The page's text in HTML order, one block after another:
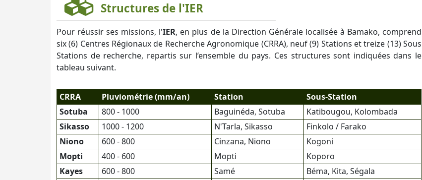
Structures de l'IER
Pour réussir ses missions, l'IER, en plus de la Direction Générale localisée à Bamako, comprend
six (6) Centres Régionaux de Recherche Agronomique (CRRA), neuf (9) Stations et treize (13) Sous
Stations de recherche, repartis sur l’ensemble du pays. Ces structures sont indiquées dans le
tableau suivant.
CRRA Pluviométrie (mm/an) Station
Sous-Station
Sotuba
800 - 1000 Baguinéda, Sotuba
Katibougou, Kolombada
Sikasso
1000 - 1200 N'Tarla, Sikasso
Finkolo / Farako
Niono
600 - 800 Cinzana, Niono
Kogoni
Mopti
400 - 600 Mopti
Koporo
Kayes
600 - 800 Samé
Béma, Kita, Ségala